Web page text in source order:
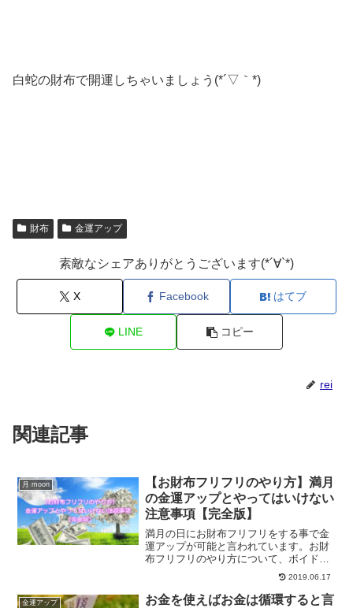
白蛇の財布で開運しちゃいましょう(*´▽｀*)
財布 金運アップ
素敵なシェアありがとうございます(*´∀`*)
X Facebook はてブ
LINE コピー
rei
関連記事
月 moon
【お財布フリフリのやり方】満月
の金運アップとやってはいけない
注意事項【完全版】
満月の日にお財布フリフリをする事で金
運アップが可能と言われています。お財
布フリフリのやり方について、ボイドタ
イムは避けるべきか？お財布フリフリの
注意事項について、また様々なお財布フ
リフリに関する質問に答えます。
2019.06.17
金運アップ
お金を使えばお金は循環すると言